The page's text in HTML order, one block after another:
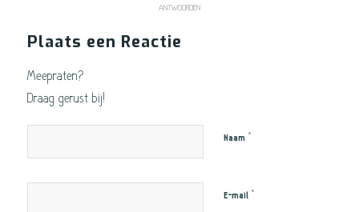
ANTWOORDEN
Plaats een Reactie
Meepraten?
Draag gerust bij!
Naam *
E-mail *